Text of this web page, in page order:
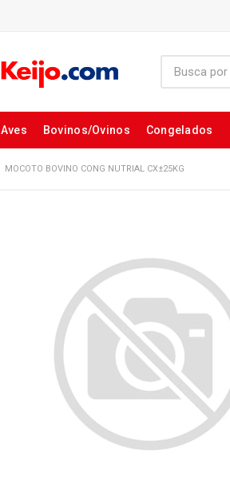
Aves Bovinos/Ovinos Congelados
MOCOTO BOVINO CONG NUTRIAL CX±25KG